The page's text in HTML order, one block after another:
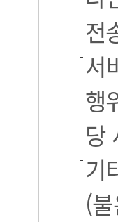
전
서
행
당
기
(